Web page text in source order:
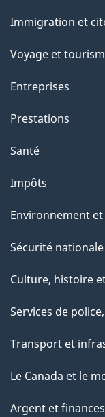
sujets
Immigration et
Voyage et
Entreprises
Prestations
Santé
Impôts
Environnement
Sécurité
Culture, histoire
Services de
Transport et
Le Canada et le
Argent et finances